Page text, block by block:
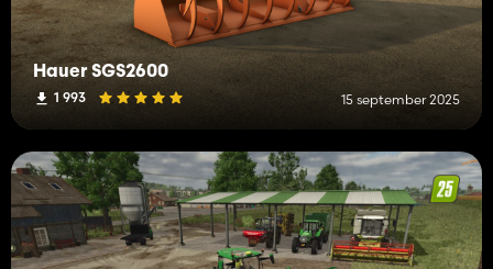
Hauer SGS2600
1 993 15 september 2025